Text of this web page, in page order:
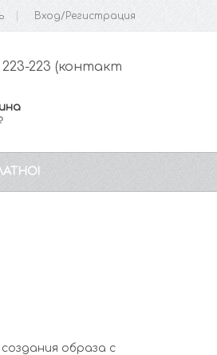
Вход/Регистрация
223-223 (контакт
образа с